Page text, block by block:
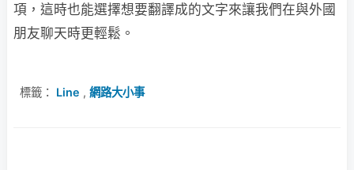
項，這時也能選擇想要翻譯成的文字來讓我們在與外國
朋友聊天時更輕鬆。
標籤： Line , 網路大小事